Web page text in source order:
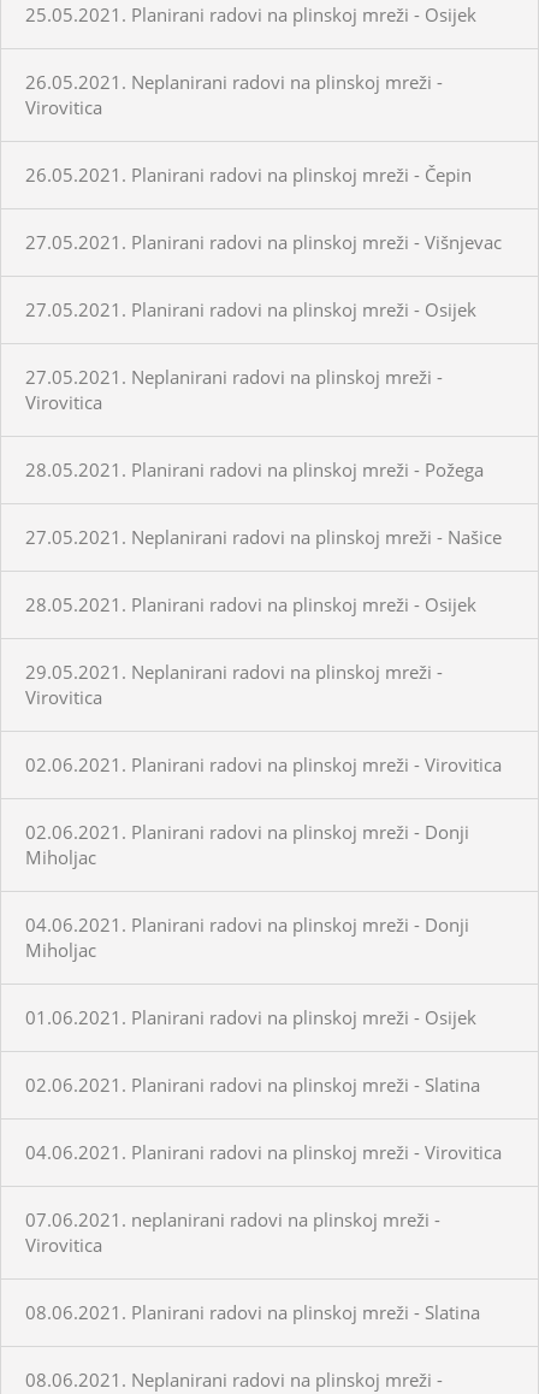
25.05.2021. Planirani radovi na plinskoj mreži - Osijek
26.05.2021. Neplanirani radovi na plinskoj mreži -
Virovitica
26.05.2021. Planirani radovi na plinskoj mreži - Čepin
27.05.2021. Planirani radovi na plinskoj mreži - Višnjevac
27.05.2021. Planirani radovi na plinskoj mreži - Osijek
27.05.2021. Neplanirani radovi na plinskoj mreži -
Virovitica
28.05.2021. Planirani radovi na plinskoj mreži - Požega
27.05.2021. Neplanirani radovi na plinskoj mreži - Našice
28.05.2021. Planirani radovi na plinskoj mreži - Osijek
29.05.2021. Neplanirani radovi na plinskoj mreži -
Virovitica
02.06.2021. Planirani radovi na plinskoj mreži - Virovitica
02.06.2021. Planirani radovi na plinskoj mreži - Donji
Miholjac
04.06.2021. Planirani radovi na plinskoj mreži - Donji
Miholjac
01.06.2021. Planirani radovi na plinskoj mreži - Osijek
02.06.2021. Planirani radovi na plinskoj mreži - Slatina
04.06.2021. Planirani radovi na plinskoj mreži - Virovitica
07.06.2021. neplanirani radovi na plinskoj mreži -
Virovitica
08.06.2021. Planirani radovi na plinskoj mreži - Slatina
08.06.2021. Neplanirani radovi na plinskoj mreži -